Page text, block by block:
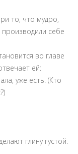
то, что мудро,
себе
во главе
ей:
уже есть. (Кто
глину густой.